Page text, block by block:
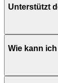
Unterstützt
Wie kann